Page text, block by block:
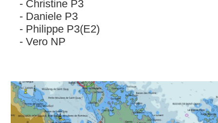
Christine P3
Daniele P3
Philippe P3(E2)
Vero NP